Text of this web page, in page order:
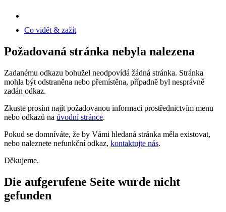
Co vidět & zažít
Požadovaná stránka nebyla nalezena
Zadanému odkazu bohužel neodpovídá žádná stránka. Stránka
mohla být odstraněna nebo přemístěna, případně byl nesprávně
zadán odkaz.
Zkuste prosím najít požadovanou informaci prostřednictvím menu
nebo odkazů na úvodní stránce.
Pokud se domníváte, že by Vámi hledaná stránka měla existovat,
nebo naleznete nefunkční odkaz, kontaktujte nás.
Děkujeme.
Die aufgerufene Seite wurde nicht
gefunden